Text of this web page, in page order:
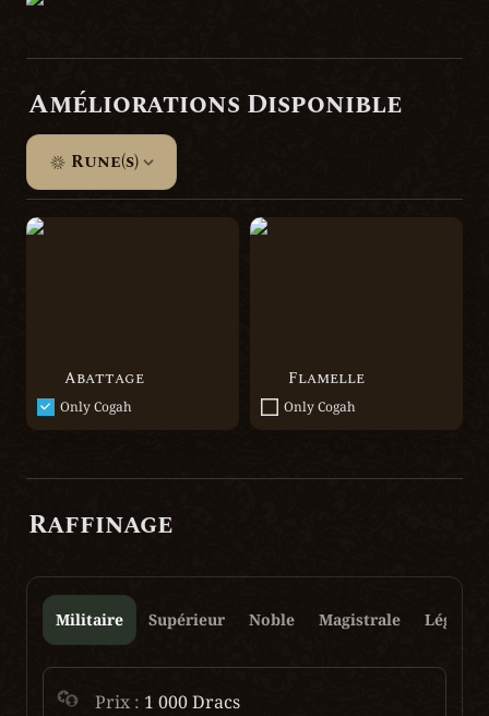
Améliorations Disponible
Rune(s)
Abattage
Abattage
Only Cogah
Flamelle
Flamelle
Only Cogah
Raffinage
Militaire Supérieur Noble Magistrale
Prix : 1 000 Dracs